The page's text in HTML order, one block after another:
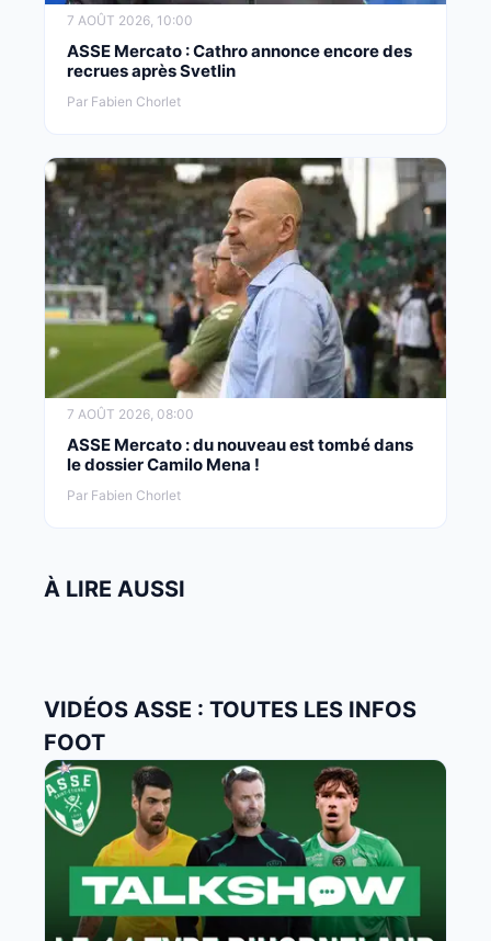
7 AOÛT 2026, 10:00
ASSE Mercato : Cathro annonce encore des
recrues après Svetlin
Par Fabien Chorlet
7 AOÛT 2026, 08:00
ASSE Mercato : du nouveau est tombé dans
le dossier Camilo Mena !
Par Fabien Chorlet
À LIRE AUSSI
VIDÉOS ASSE : TOUTES LES INFOS
FOOT